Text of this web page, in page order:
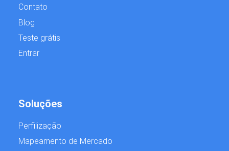
Contato
Blog
Teste grátis
Entrar
Soluções
Perfilização
Mapeamento de Mercado